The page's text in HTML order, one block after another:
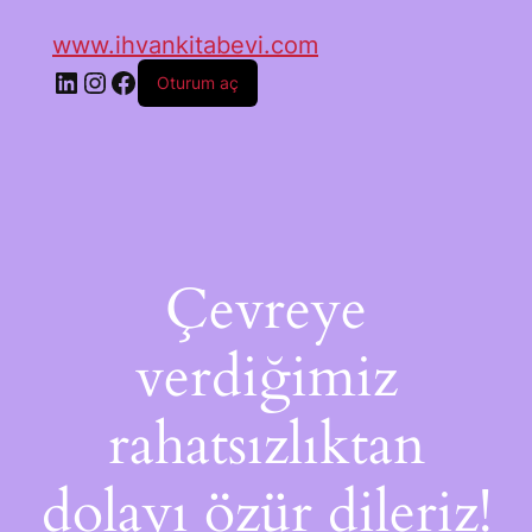
www.ihvankitabevi.com
Oturum aç
Çevreye
verdiğimiz
rahatsızlıktan
dolayı özür dileriz!